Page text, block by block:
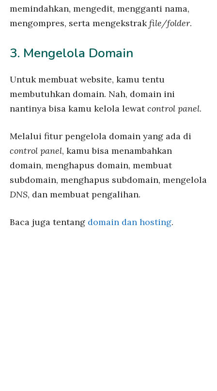
memindahkan, mengedit, mengganti nama,
mengompres, serta mengekstrakfile/folder.
3. Mengelola Domain
Untuk membuat website, kamu tentu
membutuhkan domain. Nah, domain ini
nantinya bisa kamu kelola lewatcontrol panel.
Melalui fitur pengelola domain yang ada di
control panel, kamu bisa menambahkan
domain, menghapus domain, membuat
subdomain, menghapus subdomain, mengelola
DNS, dan membuat pengalihan.
Baca juga tentang domain dan hosting.